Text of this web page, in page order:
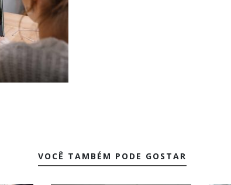
VOCÊ TAMBÉM PODE GOSTAR